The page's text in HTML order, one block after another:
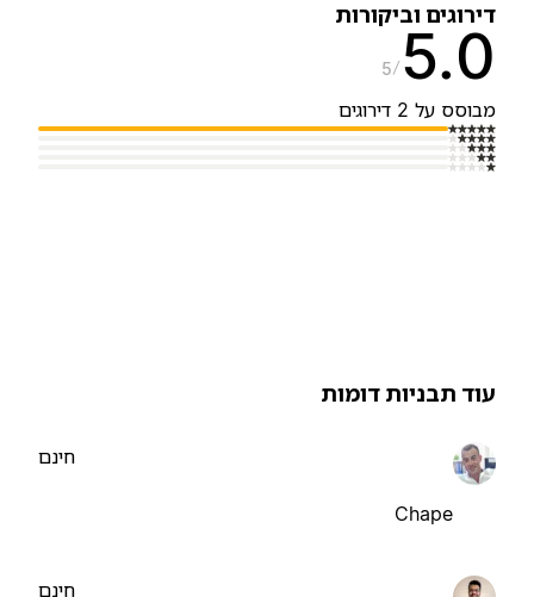
וביקורות
5
על 2 דירוגים
תבניות דומות
Chape